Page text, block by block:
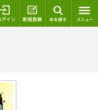
ログイン 新規登録